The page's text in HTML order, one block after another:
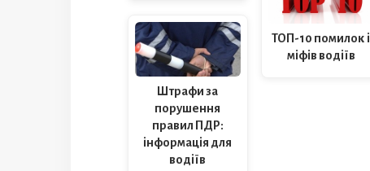
Штрафи за
порушення
правил ПДР:
інформація для
водіїв
ТОП-10 помилок і
міфів водіїв